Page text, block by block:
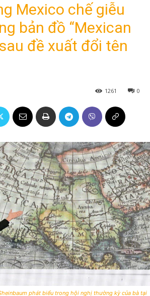
Mexico chế giễu
bản đồ “Mexican
đề xuất đổi tên
0
1261
phát biểu trong hội nghị thường kỳ của bà tại